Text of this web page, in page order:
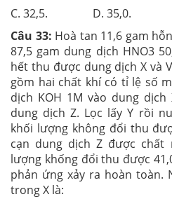
C. 32,5. D. 35,0.
Câu 33: Hoà tan 11,6 gam
87,5 gam dung dịch HNO3
hết thu được dung dịch X và
gồm hai chất khí có tỉ lệ số
dịch KOH 1M vào dung
dung dịch Z. Lọc lấy Y rồi
khối lượng không đổi thu
cạn dung dịch Z được chất
lượng khống đổi thu được
phản ứng xảy ra hoàn toàn.
trong X là: